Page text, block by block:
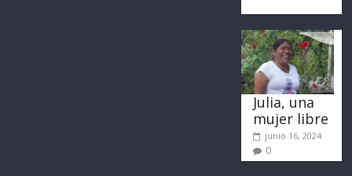
Julia, una
mujer libre
junio 16, 2024
0